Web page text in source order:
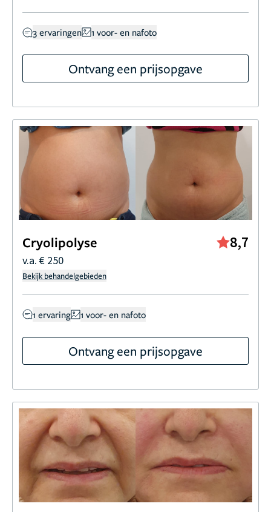
3 ervaringen 1 voor- en nafoto
Ontvang een prijsopgave
Cryolipolyse 8,7
v.a. € 250
Bekijk behandelgebieden
1 ervaring 1 voor- en nafoto
Ontvang een prijsopgave